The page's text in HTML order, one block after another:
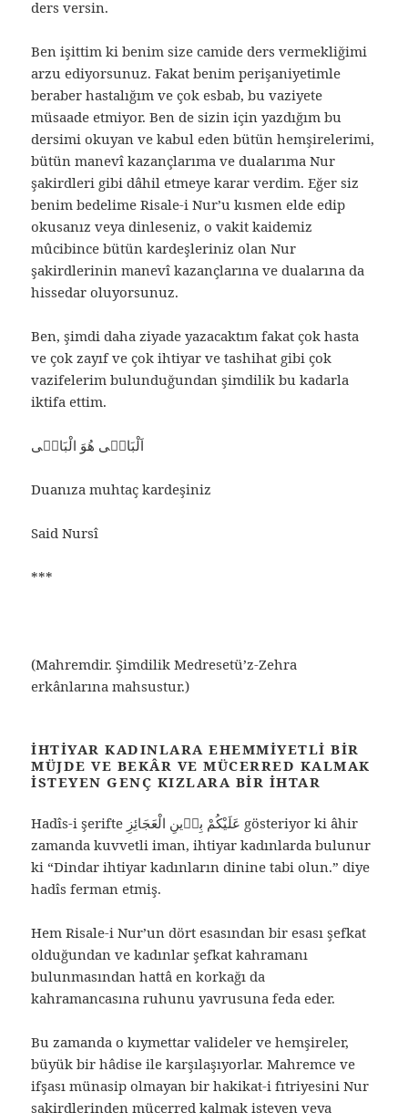
ders versin.
Ben işittim ki benim size camide ders vermekliğimi
arzu ediyorsunuz. Fakat benim perişaniyetimle
beraber hastalığım ve çok esbab, bu vaziyete
müsaade etmiyor. Ben de sizin için yazdığım bu
dersimi okuyan ve kabul eden bütün hemşirelerimi,
bütün manevî kazançlarıma ve dualarıma Nur
şakirdleri gibi dâhil etmeye karar verdim. Eğer siz
benim bedelime Risale-i Nur’u kısmen elde edip
okusanız veya dinleseniz, o vakit kaidemiz
mûcibince bütün kardeşleriniz olan Nur
şakirdlerinin manevî kazançlarına ve dualarına da
hissedar oluyorsunuz.
Ben, şimdi daha ziyade yazacaktım fakat çok hasta
ve çok zayıf ve çok ihtiyar ve tashihat gibi çok
vazifelerim bulunduğundan şimdilik bu kadarla
iktifa ettim.
اَلْبَاقٖى هُوَ الْبَاقٖى
Duanıza muhtaç kardeşiniz
Said Nursî
***
(Mahremdir. Şimdilik Medresetü’z-Zehra
erkânlarına mahsustur.)
İHTIYAR KADINLARA EHEMMIYETLI BIR
MÜJDE VE BEKÂR VE MÜCERRED KALMAK
İSTEYEN GENÇ KIZLARA BIR İHTAR
Hadîs-i şerifte عَلَيْكُمْ بِدٖينِ الْعَجَائِزِ gösteriyor ki âhir
zamanda kuvvetli iman, ihtiyar kadınlarda bulunur
ki “Dindar ihtiyar kadınların dinine tabi olun.” diye
hadîs ferman etmiş.
Hem Risale-i Nur’un dört esasından bir esası şefkat
olduğundan ve kadınlar şefkat kahramanı
bulunmasından hattâ en korkağı da
kahramancasına ruhunu yavrusuna feda eder.
Bu zamanda o kıymettar valideler ve hemşireler,
büyük bir hâdise ile karşılaşıyorlar. Mahremce ve
ifşası münasip olmayan bir hakikat-i fıtriyesini Nur
şakirdlerinden mücerred kalmak isteyen veya